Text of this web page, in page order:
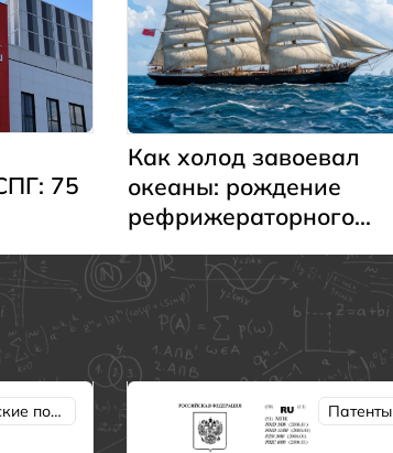
75
Как холод завоевал
океаны: рождение
рефрижераторного
Методические пособия Патенты